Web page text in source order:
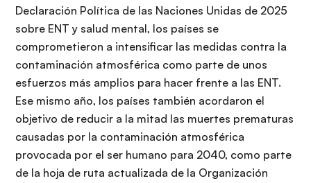
Declaración Política de las Naciones Unidas de 2025
sobre ENT y salud mental, los países se
comprometieron a intensificar las medidas contra la
contaminación atmosférica como parte de unos
esfuerzos más amplios para hacer frente a las ENT.
Ese mismo año, los países también acordaron el
objetivo de reducir a la mitad las muertes prematuras
causadas por la contaminación atmosférica
provocada por el ser humano para 2040, como parte
de la hoja de ruta actualizada de la Organización